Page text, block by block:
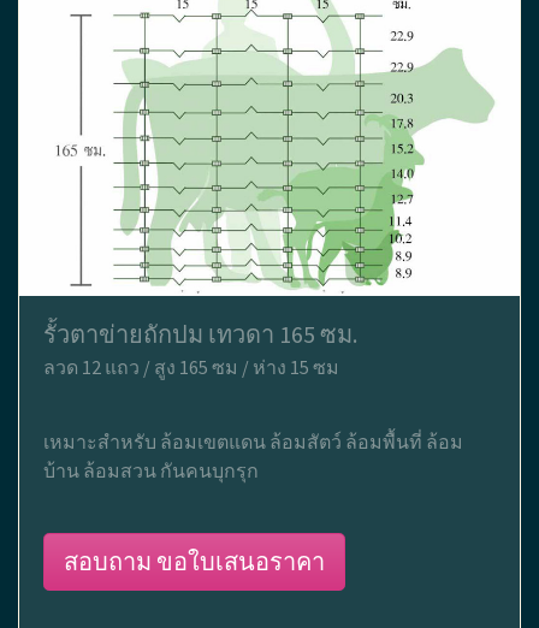
รั้วตาข่ายถักปม เทวดา 165 ซม.
ลวด 12 แถว / สูง 165 ซม / ห่าง 15 ซม
เหมาะสำหรับ ล้อมเขตแดน ล้อมสัตว์ ล้อมพื้นที่ ล้อม
บ้าน ล้อมสวน กันคนบุกรุก
สอบถาม ขอใบเสนอราคา